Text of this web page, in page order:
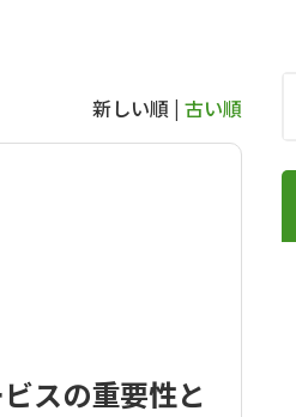
新しい順 | 古い順
スの重要性と